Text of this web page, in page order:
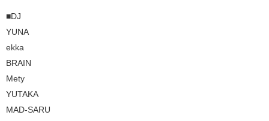
■DJ
YUNA
ekka
BRAIN
Mety
YUTAKA
MAD-SARU